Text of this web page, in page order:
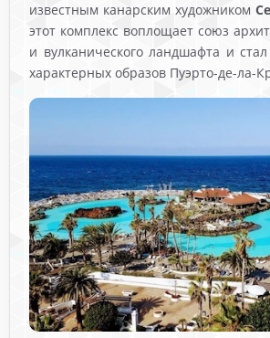
известным канарским художником
этот комплекс воплощает союз
и вулканического ландшафта и
характерных образов Пуэрто-де-ла-